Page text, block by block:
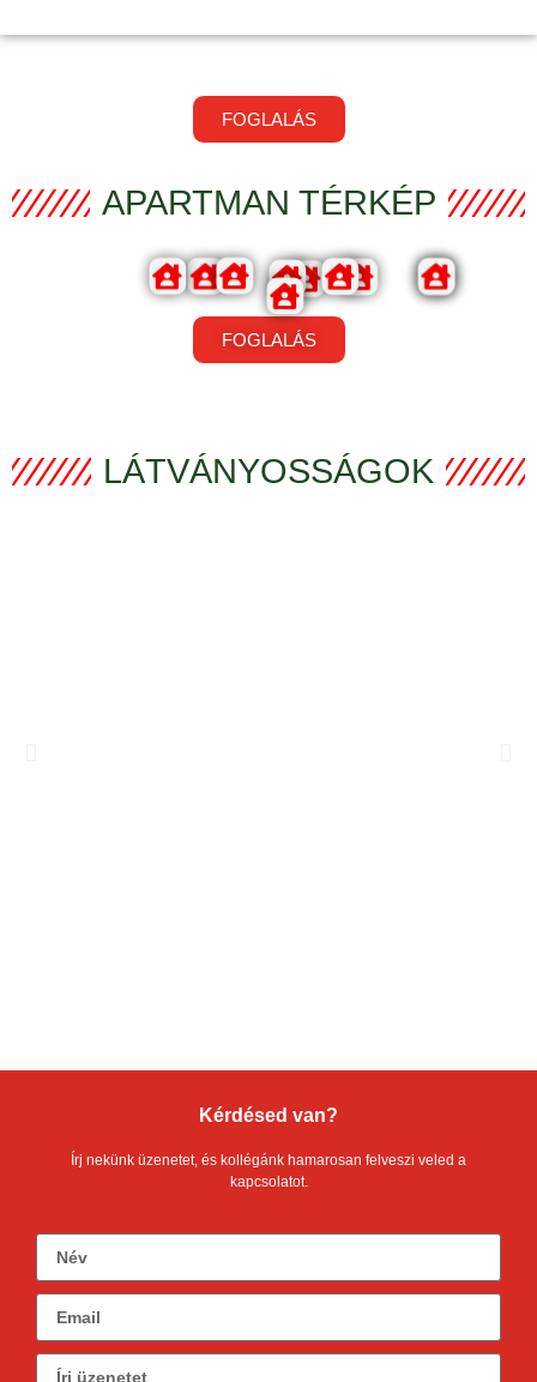
FOGLALÁS
APARTMAN TÉRKÉP
FOGLALÁS
LÁTVÁNYOSSÁGOK
Kérdésed van?
Írj nekünk üzenetet, és kollégánk hamarosan felveszi veled a
kapcsolatot.